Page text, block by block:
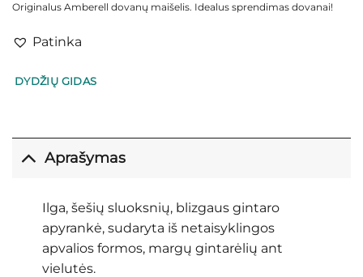
Originalus Amberell dovanų maišelis. Idealus sprendimas dovanai!
Patinka
DYDŽIŲ GIDAS
Aprašymas
Ilga, šešių sluoksnių, blizgaus gintaro
apyrankė, sudaryta iš netaisyklingos
apvalios formos, margų gintarėlių ant
vielutės.